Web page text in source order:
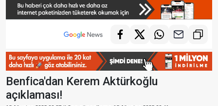
Benfica'dan Kerem Aktürkoğlu
açıklaması!